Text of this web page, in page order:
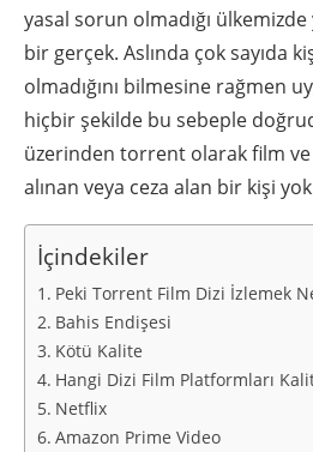
yasal sorun olmadığı
bir gerçek. Aslında çok sayıda
olmadığını bilmesine rağmen
hiçbir şekilde bu sebeple
üzerinden torrent olarak film
alınan veya ceza alan bir kişi
İçindekiler
Peki Torrent Film Dizi İzlemek
Bahis Endişesi
Kötü Kalite
Hangi Dizi Film Platformları
Netflix
Amazon Prime Video